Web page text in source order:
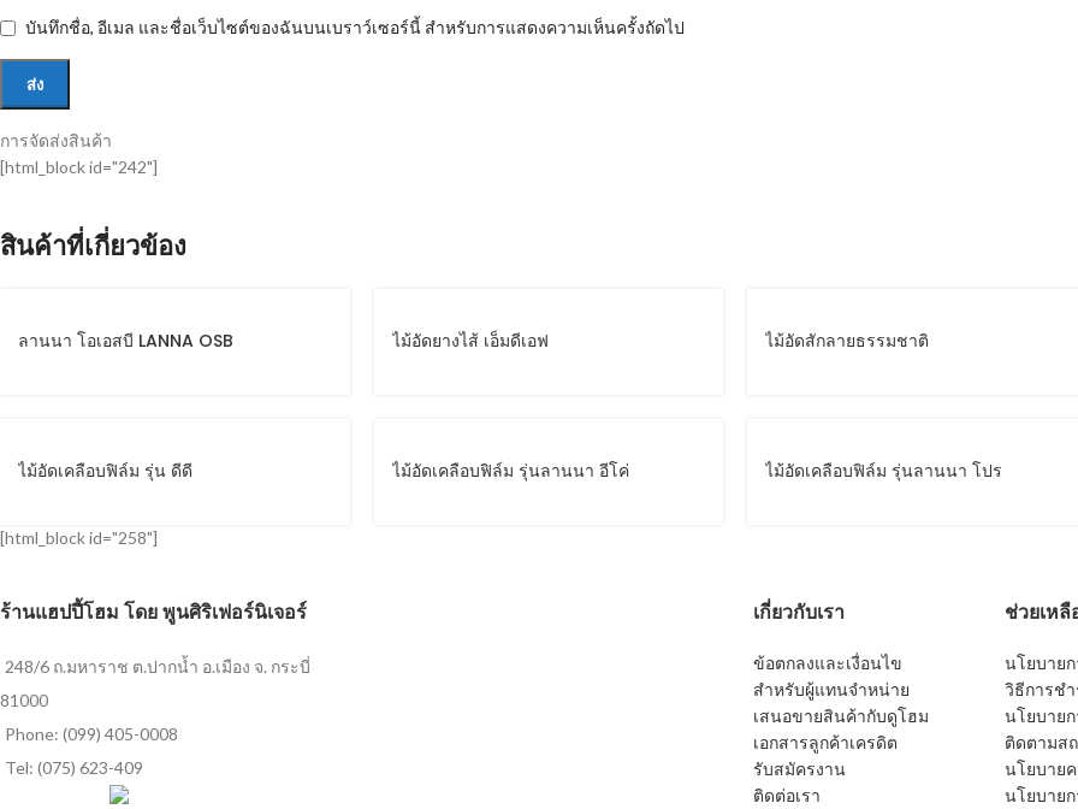
บันทึกชื่อ, อีเมล และชื่อเว็บไซต์ของฉันบนเบราว์เซอร์นี้ สำหรับการแสดงความเห็นครั้งถัดไป
การจัดส่งสินค้า
[html_block id="242"]
สินค้าที่เกี่ยวข้อง
ลานนา โอเอสบี LANNA OSB ไม้อัดยางไส้ เอ็มดีเอฟ ไม้อัดสักลายธรรมชาติ
ไม้อัดเคลือบฟิล์ม รุ่น ดีดี ไม้อัดเคลือบฟิล์ม รุ่นลานนา อีโค่ ไม้อัดเคลือบฟิล์ม รุ่นลานนา โปร
[html_block id="258"]
ร้านแฮปปี้โฮม โดย พูนศิริเฟอร์นิเจอร์
248/6 ถ.มหาราช ต.ปากน้ำ อ.เมือง จ. กระบี่
81000
Phone: (099) 405-0008
Tel: (075) 623-409
เกี่ยวกับเรา
ข้อตกลงและเงื่อนไข
สำหรับผู้แทนจำหน่าย
เสนอขายสินค้ากับดูโฮม
เอกสารลูกค้าเครดิต
รับสมัครงาน
ติดต่อเรา
ช่วยเหลื
นโยบาย
วิธีการชำ
นโยบาย
ติดตามส
นโยบาย
นโยบาย